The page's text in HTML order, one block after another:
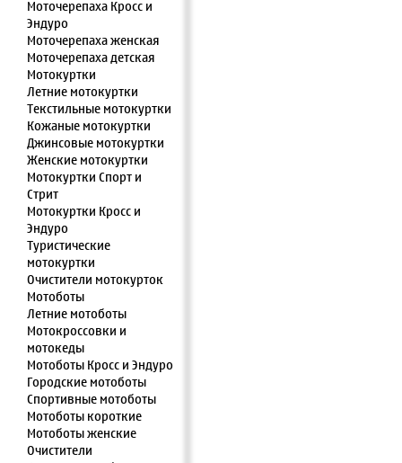
Моточерепаха Кросс и
Эндуро
Моточерепаха женская
Моточерепаха детская
Мотокуртки
Летние мотокуртки
Текстильные мотокуртки
Кожаные мотокуртки
Джинсовые мотокуртки
Женские мотокуртки
Мотокуртки Спорт и
Стрит
Мотокуртки Кросс и
Эндуро
Туристические
мотокуртки
Очистители мотокурток
Мотоботы
Летние мотоботы
Мотокроссовки и
мотокеды
Мотоботы Кросс и Эндуро
Городские мотоботы
Спортивные мотоботы
Мотоботы короткие
Мотоботы женские
Очистители